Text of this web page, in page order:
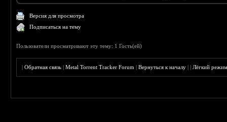
Версия для просмотра
Подписаться на тему
Пользователи просматривают эту тему: 1 Гость(ей)
|Обратная связь |Metal Torrent Tracker Forum |Вернуться к началу ||Лёгкий